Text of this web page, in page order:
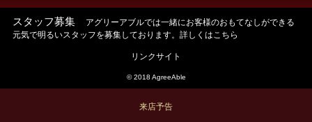
スタッフ募集
アグリーアブルでは一緒にお客様のおもてなしができる
元気で明るいスタッフを募集しております。詳しくはこちら
リンクサイト
© 2018 AgreeAble
来店予告